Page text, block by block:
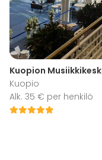
Kuopion
Kuopio
Alk. 35 € per henkilö